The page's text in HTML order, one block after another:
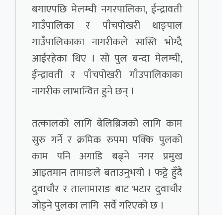
बगाएपछि मेलम्ची नगरपालिका, ईन्द्रावती
गाउँपालिका र पाँंचपोखरी थाङ्पाल
गाउँपालिकाका नागरीकले सास्ति भोग्दै
आईरहेका थिए । सो पुल बन्दा मेलम्ची,
ईन्द्रावती र पाँचपोखरी गाँउपालिकाका
नागरीक लाभान्वित हुने छन् ।
तत्कालको लागि बेलिब्रिजको लागि काम
सुरु गर्ने र क्रमिक रुपमा पक्कि पुलको
काम पनि अगाडि बढ्ने नगर प्रमुख
आइतमान तामाङले बताउनुभयो । फट्टे हुँदै
दुवाचौर र तालामाराङ बाट भटार दुवाचौर
जोड्ने पुलका लागि सर्वे गरिएको छ ।